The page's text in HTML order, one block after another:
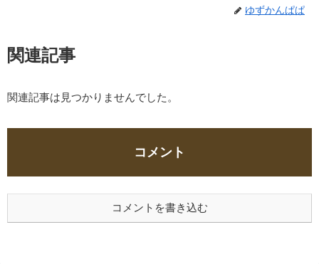
ゆずかんぱぱ
関連記事
関連記事は見つかりませんでした。
コメント
コメントを書き込む